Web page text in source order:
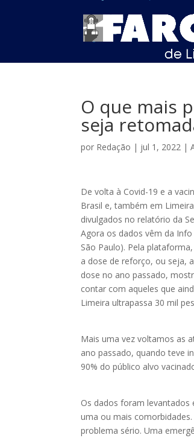
O que mais
seja
por Redação | jul 1, 2022 |
De volta à Covid-19 e a
Brasil e, também em
divulgados no relatório da
Agora os dados vêm da
São Paulo). Pela
a dose de reforço, ou seja,
dose no ano passado,
contar com aqueles que
Limeira ultrapassa 30 mil
Mais uma vez voltamos as
ano passado, quando teve
90% do público alvo
Os dados foram
uma ou mais
problema sério. Uma